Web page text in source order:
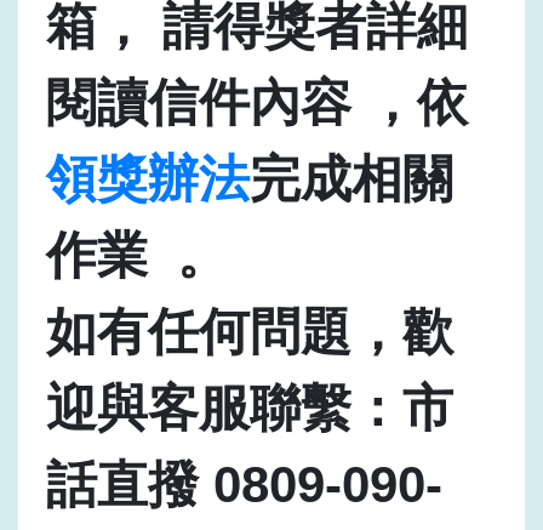
箱， 請得獎者詳細
閱讀信件內容 ，依
領獎辦法完成相關
作業 。
如有任何問題，歡
迎與客服聯繫：市
話直撥 0809-090-